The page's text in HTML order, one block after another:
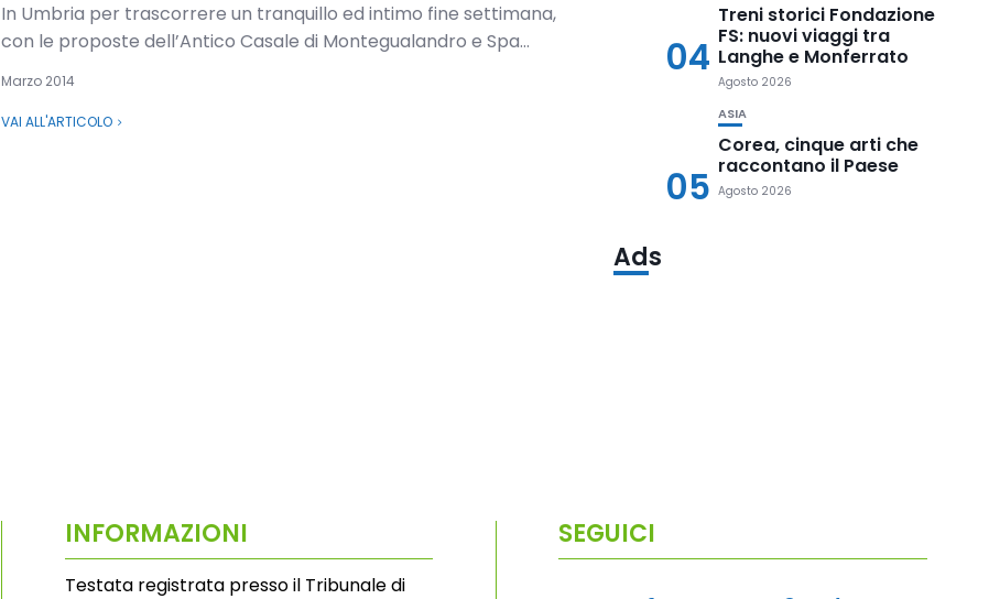
In Umbria per trascorrere un tranquillo ed intimo fine settimana,
con le proposte dell’Antico Casale di Montegualandro e Spa...
Marzo 2014
VAI ALL'ARTICOLO
04
Treni storici Fondazione
FS: nuovi viaggi tra
Langhe e Monferrato
Agosto 2026
05
ASIA
Corea, cinque arti che
raccontano il Paese
Agosto 2026
Ads
INFORMAZIONI
Testata registrata presso il Tribunale di
SEGUICI